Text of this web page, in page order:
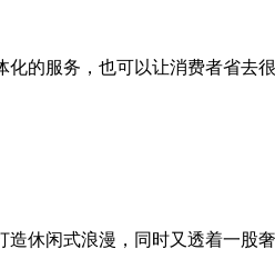
的服务，也可以让消费者省去
休闲式浪漫，同时又透着一股